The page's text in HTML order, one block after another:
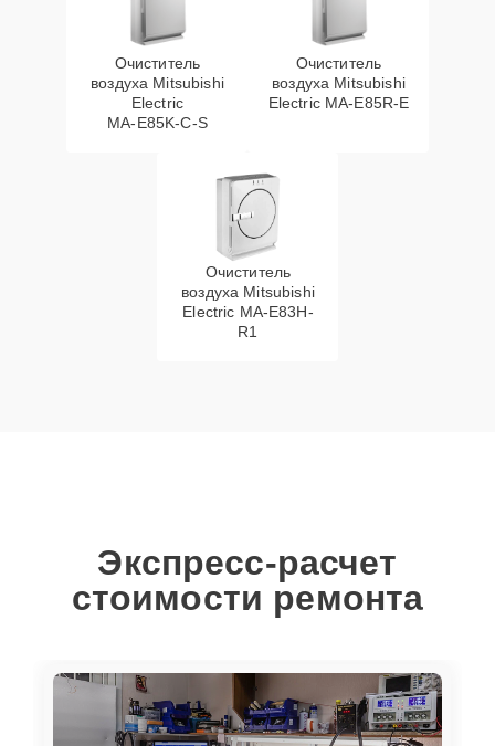
Очиститель
воздуха Mitsubishi
Electric
MA‑E85K‑C‑S
Очиститель
воздуха Mitsubishi
Electric MA‑E85R‑E
Очиститель
воздуха Mitsubishi
Electric MA-E83H-
R1
Экспресс-расчет
стоимости ремонта